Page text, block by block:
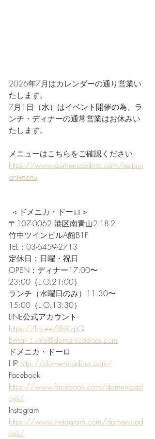
2026年7月はカレンダーの通り営業い
たします。
7月1日（水）はイベント開催の為、ラ
ンチ・ディナーの通常営業はお休みい
たします。
メニューはこちらをご確認ください
https://www.domenicadoro.com/restaur
ant-menu
＜ドメニカ・ドーロ＞
〒107-0062 港区南青山2-18-2
竹中ツインビルA館B1F
TEL：03-6459-2713
定休日：日曜・祝日
OPEN：ディナー17:00〜
23:00（L.O.21:00）
ランチ（水曜日のみ）11:30〜
15:00（L.O.13:30）
LINE公式アカウント
https://lin.ee/l8iKzpQ
E-mail：info@domenicadoro.com
ドメニカ・ドーロ
HP:http://domenicadoro.com/
Facebook
https://www.facebook.com/domenicad
oro/
Instagram
https://www.instagram.com/domenicad
oro/